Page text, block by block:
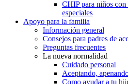
CHIP para niños con
especiales
Apoyo para la familia
Información general
Consejos para padres de
Preguntas frecuentes
La nueva normalidad
Cuidado personal
Aceptando,
Como ayudar a tu